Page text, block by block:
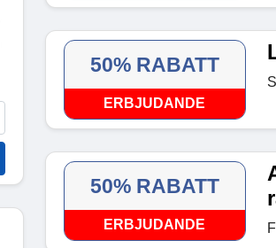
50% RABATT
ERBJUDANDE
50% RABATT
ERBJUDANDE